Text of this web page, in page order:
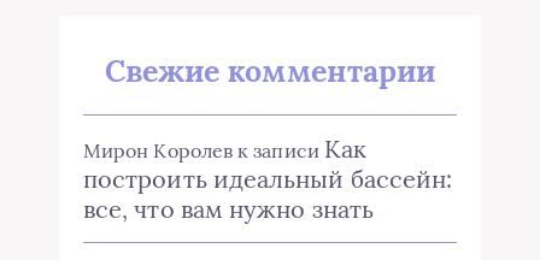
Свежие комментарии
Мирон Королев к записи Как
построить идеальный бассейн:
все, что вам нужно знать